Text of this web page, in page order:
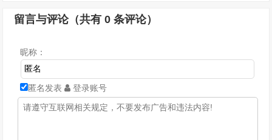
留言与评论（共有0 条评论）
昵称：
匿名发表 登录账号